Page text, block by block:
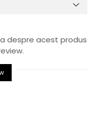
despre acest produs